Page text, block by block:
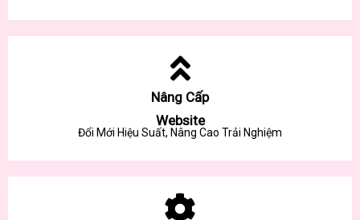
Nâng Cấp
Website
Đổi Mới Hiệu Suất, Nâng Cao Trải Nghiệm